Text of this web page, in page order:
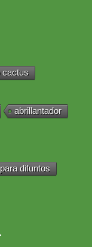
cactus
abrillantador
difuntos